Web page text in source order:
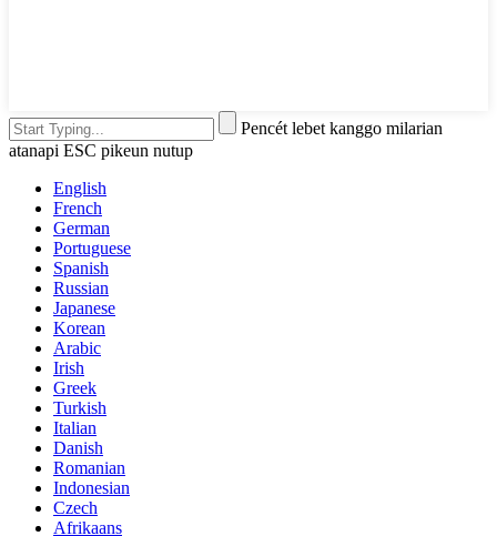
Pencét lebet kanggo milarian
atanapi ESC pikeun nutup
English
French
German
Portuguese
Spanish
Russian
Japanese
Korean
Arabic
Irish
Greek
Turkish
Italian
Danish
Romanian
Indonesian
Czech
Afrikaans